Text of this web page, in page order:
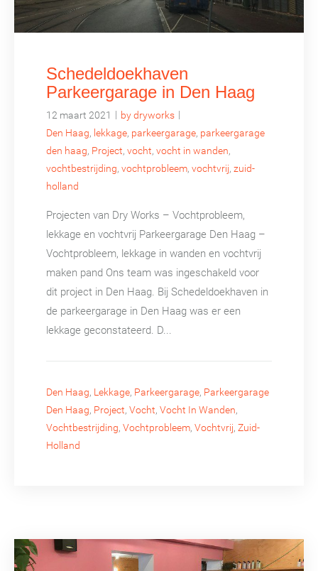
Schedeldoekhaven
Parkeergarage in Den Haag
12 maart 2021 | by dryworks |
Den Haag, lekkage, parkeergarage, parkeergarage
den haag, Project, vocht, vocht in wanden,
vochtbestrijding, vochtprobleem, vochtvrij, zuid-
holland
Projecten van Dry Works – Vochtprobleem,
lekkage en vochtvrij Parkeergarage Den Haag –
Vochtprobleem, lekkage in wanden en vochtvrij
maken pand Ons team was ingeschakeld voor
dit project in Den Haag. Bij Schedeldoekhaven in
de parkeergarage in Den Haag was er een
lekkage geconstateerd. D...
Den Haag, Lekkage, Parkeergarage, Parkeergarage
Den Haag, Project, Vocht, Vocht In Wanden,
Vochtbestrijding, Vochtprobleem, Vochtvrij, Zuid-
Holland